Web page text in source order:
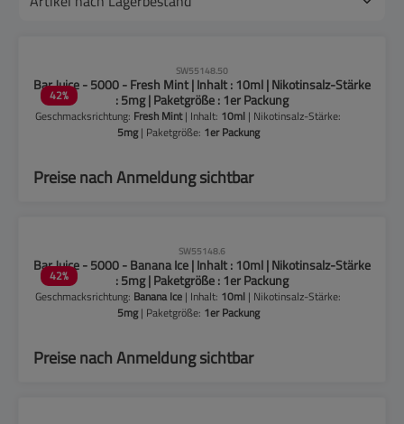
42%
SW55148.50
Bar Juice - 5000 - Fresh Mint | Inhalt : 10ml | Nikotinsalz-Stärke
: 5mg | Paketgröße : 1er Packung
Geschmacksrichtung: Fresh Mint| Inhalt: 10ml | Nikotinsalz-Stärke:
5mg| Paketgröße: 1er Packung
Preise nach Anmeldung sichtbar
42%
SW55148.6
Bar Juice - 5000 - Banana Ice | Inhalt : 10ml | Nikotinsalz-Stärke
: 5mg | Paketgröße : 1er Packung
Geschmacksrichtung: Banana Ice | Inhalt: 10ml | Nikotinsalz-Stärke:
5mg| Paketgröße: 1er Packung
Preise nach Anmeldung sichtbar